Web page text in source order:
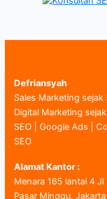
Defriansyah
Sales Marketing sejak
Digital Marketing
SEO | Google Ads |
SEO
Alamat Kantor :
Menara 165 lantai 4
Pasar Minggu,